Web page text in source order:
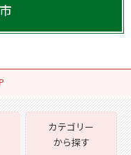
カテゴリー
から探す